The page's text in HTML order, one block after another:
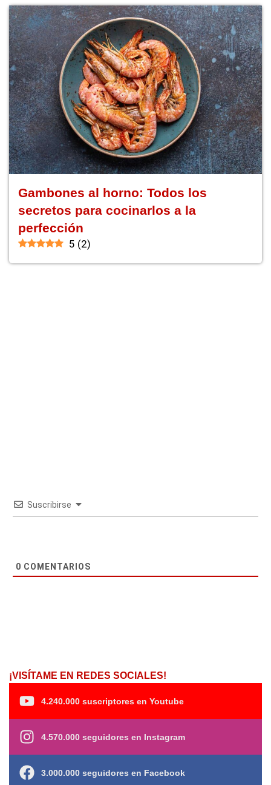
Gambones al horno: Todos los
secretos para cocinarlos a la
perfección
5 (2)
Suscribirse
0 COMENTARIOS
¡VISÍTAME EN REDES SOCIALES!
4.240.000 suscriptores en Youtube
4.570.000 seguidores en Instagram
3.000.000 seguidores en Facebook